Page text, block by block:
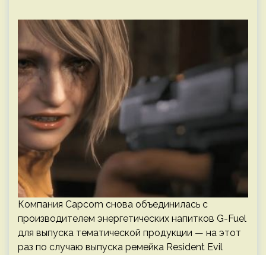
Компания Capcom снова объединилась с
производителем энергетических напитков G-Fuel
для выпуска тематической продукции — на этот
раз по случаю выпуска ремейка Resident Evil